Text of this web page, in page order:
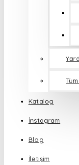
Katalog
İnstagram
Blog
İletişim